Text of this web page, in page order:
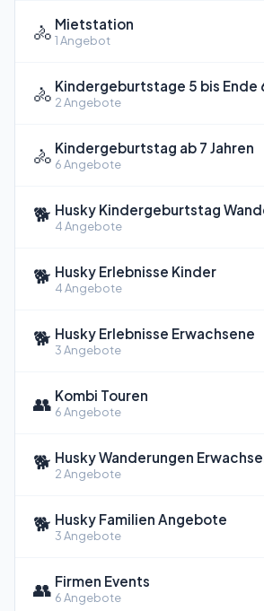
🚴 Mietstation
1 Angebot
🚴 Kindergeburtstage 5 bis Ende
2 Angebote
🚴 Kindergeburtstag ab 7 Jahren
6 Angebote
🐕 Husky Kindergeburtstag
4 Angebote
🐕 Husky Erlebnisse Kinder
4 Angebote
🐕 Husky Erlebnisse Erwachsene
3 Angebote
👥 Kombi Touren
6 Angebote
🐕 Husky Wanderungen
2 Angebote
🐕 Husky Familien Angebote
3 Angebote
👥 Firmen Events
6 Angebote